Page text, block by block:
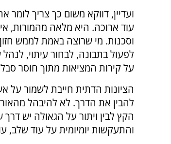
ועדיין, דווקא משום כך צריך לומר
עוד ארוכה. היא מלאה מהמורות,
וסכנות. מי שרוצה באמת לממש
לפעול בתבונה, לבחור עיתוי,
על קירות המציאות מתוך חוסר
הציונות הדתית חייבת לשמור על
להבין את הדרך. לא להיבהל
הקץ לבין ויתור על הגאולה יש
והתעקשות יומיומית על עוד שלב,